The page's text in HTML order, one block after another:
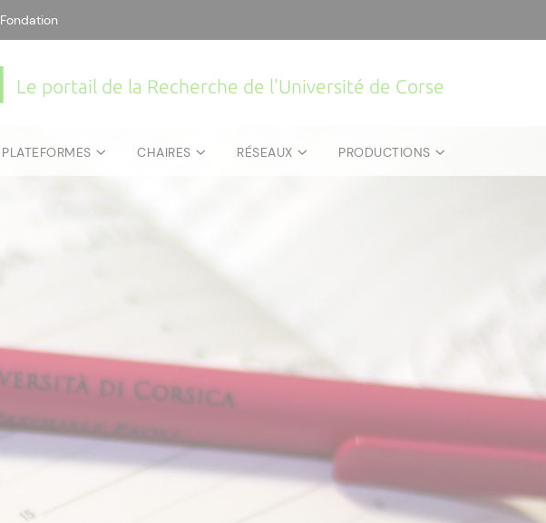
Fondation
Le portail de la Recherche de l'Université de Corse
PLATEFORMES CHAIRES RÉSEAUX PRODUCTIONS